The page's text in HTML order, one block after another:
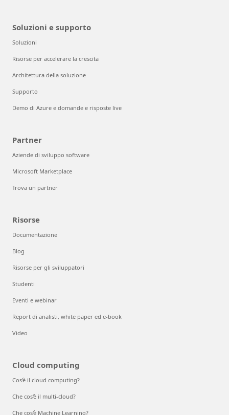
Soluzioni e supporto
Soluzioni
Risorse per accelerare la crescita
Architettura della soluzione
Supporto
Demo di Azure e domande e risposte live
Partner
Aziende di sviluppo software
Microsoft Marketplace
Trova un partner
Risorse
Documentazione
Blog
Risorse per gli sviluppatori
Studenti
Eventi e webinar
Report di analisti, white paper ed e-book
Video
Cloud computing
Cos'è il cloud computing?
Che cos'è il multi-cloud?
Che cos'è Machine Learning?